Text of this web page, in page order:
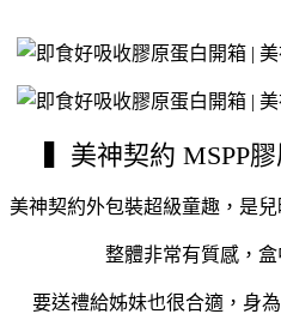
▍美神契約 MSPP
美神契約外包裝超級童趣，是
整體非常有質感，
要送禮給姊妹也很合適，身